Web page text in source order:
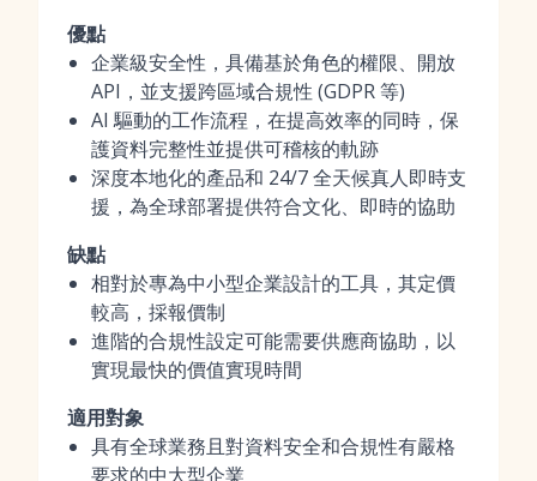
優點
企業級安全性，具備基於角色的權限、開放
API，並支援跨區域合規性 (GDPR 等)
AI 驅動的工作流程，在提高效率的同時，保
護資料完整性並提供可稽核的軌跡
深度本地化的產品和 24/7 全天候真人即時支
援，為全球部署提供符合文化、即時的協助
缺點
相對於專為中小型企業設計的工具，其定價
較高，採報價制
進階的合規性設定可能需要供應商協助，以
實現最快的價值實現時間
適用對象
具有全球業務且對資料安全和合規性有嚴格
要求的中大型企業